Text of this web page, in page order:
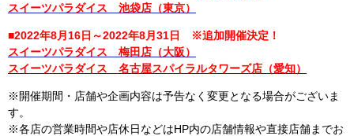
スイーツパラダイス 池袋店（東京）
■2022年8月16日～2022年8月31日 ※追加開催決定！
スイーツパラダイス 梅田店（大阪）
スイーツパラダイス 名古屋スパイラルタワーズ店（愛知）
※開催期間・店舗や企画内容は予告なく変更となる場合がございま
す。
※各店の営業時間や店休日などはHP内の店舗情報や直接店舗までお